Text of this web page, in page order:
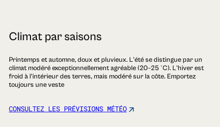
Climat par saisons
Printemps et automne, doux et pluvieux. L'été se distingue par un
climat modéré exceptionnellement agréable (20–25 °C). L'hiver est
froid à l'intérieur des terres, mais modéré sur la côte. Emportez
toujours une veste
CONSULTEZ LES PRÉVISIONS MÉTÉO